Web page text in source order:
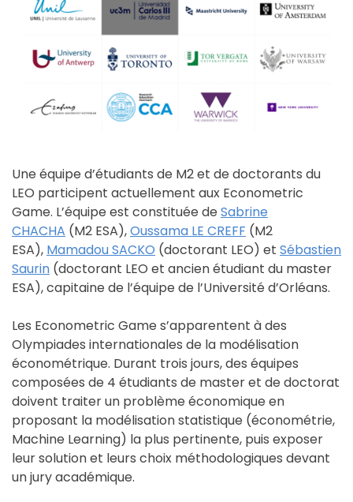
Une équipe d’étudiants de M2 et de doctorants du
LEO participent actuellement aux Econometric
Game. L’équipe est constituée de Sabrine
CHACHA (M2 ESA),Oussama LE CREFF (M2
ESA), Mamadou SACKO (doctorant LEO) et Sébastien
Saurin (doctorant LEO et ancien étudiant du master
ESA), capitaine de l’équipe de l’Université d’Orléans.
Les Econometric Game s’apparentent à des
Olympiades internationales de la modélisation
économétrique. Durant trois jours, des équipes
composées de 4 étudiants de master et de doctorat
doivent traiter un problème économique en
proposant la modélisation statistique (économétrie,
Machine Learning) la plus pertinente, puis exposer
leur solution et leurs choix méthodologiques devant
un jury académique.